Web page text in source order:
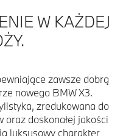
W KAŻDEJ
zawsze dobrą
nowego BMW X3.
zredukowana do
doskonałej jakości
luksusowy charakter